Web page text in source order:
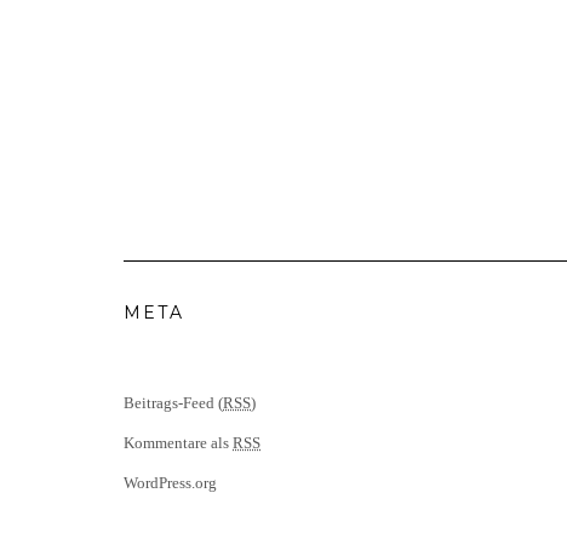
META
Beitrags-Feed (RSS)
Kommentare als RSS
WordPress.org